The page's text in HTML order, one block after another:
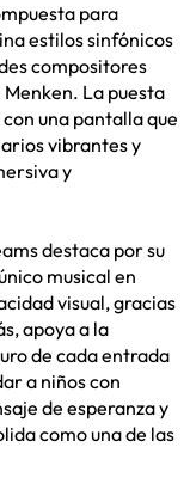
para
estilos sinfónicos
compositores
La puesta
una pantalla que
vibrantes y
y
destaca por su
musical en
visual, gracias
apoya a la
de cada entrada
a niños con
de esperanza y
como una de las